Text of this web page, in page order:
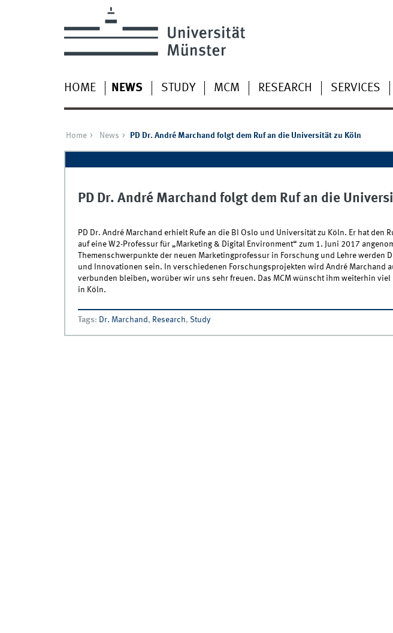
HOME NEWS STUDY MCM RESEARCH SERVICES
Home News PD Dr. André Marchand folgt dem Ruf an die Universität zu Köln
PD Dr. André Marchand folgt dem Ruf an die
PD Dr. André Marchand erhielt Rufe an die BI Oslo und Universität zu Köln. Er hat den
auf eine W2-Professur für „Marketing & Digital Environment“ zum 1. Juni 2017
Themenschwerpunkte der neuen Marketingprofessur in Forschung und Lehre werden
und Innovationen sein. In verschiedenen Forschungsprojekten wird André Marchand
verbunden bleiben, worüber wir uns sehr freuen. Das MCM wünscht ihm weiterhin viel
in Köln.
Tags: Dr. Marchand, Research, Study